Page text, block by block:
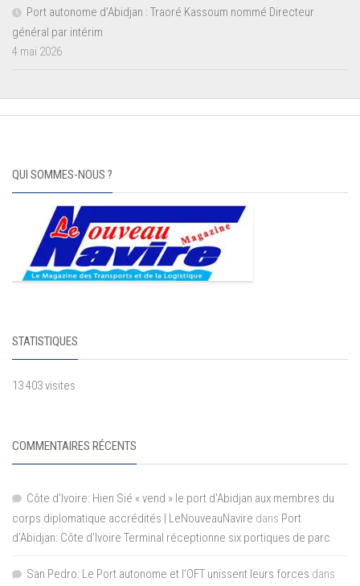
Port autonome d’Abidjan : Traoré Kassoum nommé Directeur
général par intérim
4 mai 2026
QUI SOMMES-NOUS ?
STATISTIQUES
13 403 visites
COMMENTAIRES RÉCENTS
Côte d'Ivoire: Hien Sié « vend » le port d'Abidjan aux membres du
corps diplomatique accrédités | LeNouveauNavire dans Port
d’Abidjan: Côte d’Ivoire Terminal réceptionne six portiques de parc
San Pedro: Le Port autonome et l’OFT unissent leurs forces dans